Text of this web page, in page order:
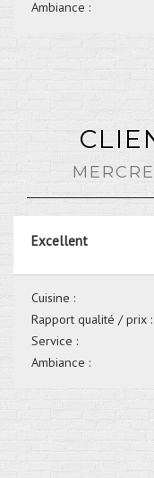
Ambiance :
Excellent
Cuisine :
Rapport qualité / prix :
Service :
Ambiance :